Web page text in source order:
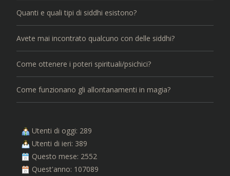
Quanti e quali tipi di siddhi esistono?
Avete mai incontrato qualcuno con delle siddhi?
Come ottenere i poteri spirituali/psichici?
Come funzionano gli allontanamenti in magia?
Utenti di oggi: 289
Utenti di ieri: 389
Questo mese: 2552
Quest'anno: 107089